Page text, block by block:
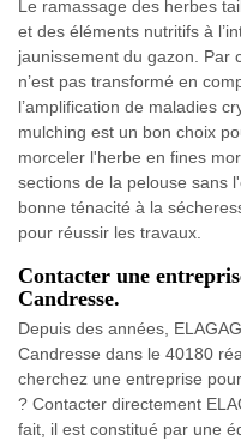
Le ramassage des herbes
et des éléments nutritifs à
jaunissement du gazon. Par
n’est pas transformé en
l’amplification de maladies
mulching est un bon choix
morceler l'herbe en fines
sections de la pelouse sans
bonne ténacité à la
pour réussir les travaux.
Contacter une
Candresse.
Depuis des années,
Candresse dans le 40180
cherchez une entreprise
? Contacter directement
fait, il est constitué par une